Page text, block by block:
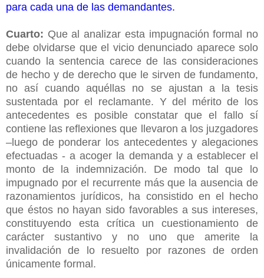
para cada una de las demandantes.
Cuarto: Que al analizar esta impugnación formal no
debe olvidarse que el vicio denunciado aparece solo
cuando la sentencia carece de las consideraciones
de hecho y de derecho que le sirven de fundamento,
no así cuando aquéllas no se ajustan a la tesis
sustentada por el reclamante. Y del mérito de los
antecedentes es posible constatar que el fallo sí
contiene las reflexiones que llevaron a los juzgadores
–luego de ponderar los antecedentes y alegaciones
efectuadas - a acoger la demanda y a establecer el
monto de la indemnización. De modo tal que lo
impugnado por el recurrente más que la ausencia de
razonamientos jurídicos, ha consistido en el hecho
que éstos no hayan sido favorables a sus intereses,
constituyendo esta crítica un cuestionamiento de
carácter sustantivo y no uno que amerite la
invalidación de lo resuelto por razones de orden
únicamente formal.